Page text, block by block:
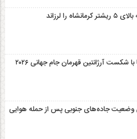
اسپانیا با شکست آرژانتین قهرمان جام جهانی ۲۰۲۶
وضعیت جاده‌های جنوبی پس از حمله هوایی